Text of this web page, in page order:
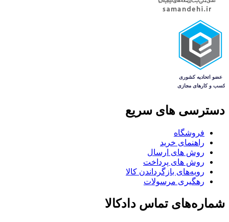
دسترسی های سریع
فروشگاه
راهنمای خرید
روش های ارسال
روش های پرداخت
رویه‌های بازگرداندن کالا
رهگیری مرسولات
شماره‌های تماس دادکالا